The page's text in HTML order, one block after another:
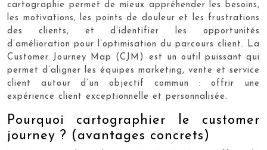
cartographie permet de mieux appréhender les besoins,
les motivations, les points de douleur et les frustrations
des clients, et d’identifier les opportunités
d’amélioration pour l’optimisation du parcours client. La
Customer Journey Map (CJM) est un outil puissant qui
permet d’aligner les équipes marketing, vente et service
client autour d’un objectif commun : offrir une
expérience client exceptionnelle et personnalisée.
Pourquoi cartographier le customer
journey ? (avantages concrets)